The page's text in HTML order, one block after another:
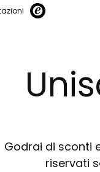
Godrai di sconti
riservati